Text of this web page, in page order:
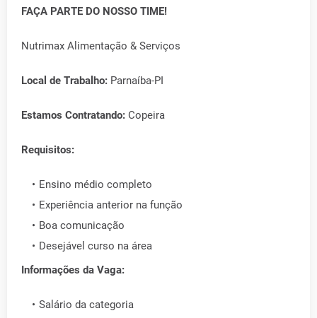
FAÇA PARTE DO NOSSO TIME!
Nutrimax Alimentação & Serviços
Local de Trabalho: Parnaíba-PI
Estamos Contratando: Copeira
Requisitos:
Ensino médio completo
Experiência anterior na função
Boa comunicação
Desejável curso na área
Informações da Vaga:
Salário da categoria